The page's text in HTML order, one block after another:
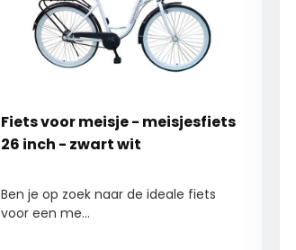
Fiets voor meisje - meisjesfiets
26 inch - zwart wit
Ben je op zoek naar de ideale fiets
voor een me...